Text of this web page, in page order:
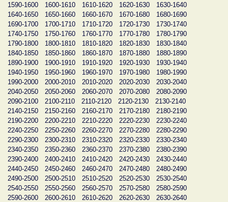
1590-1600
1600-1610 1610-1620 1620-1630
1630-1640
1640-1650
1650-1660 1660-1670 1670-1680
1680-1690
1690-1700
1700-1710 1710-1720 1720-1730
1730-1740
1740-1750
1750-1760 1760-1770 1770-1780
1780-1790
1790-1800
1800-1810 1810-1820 1820-1830
1830-1840
1840-1850
1850-1860 1860-1870 1870-1880
1880-1890
1890-1900
1900-1910 1910-1920 1920-1930
1930-1940
1940-1950
1950-1960 1960-1970 1970-1980
1980-1990
1990-2000
2000-2010 2010-2020 2020-2030
2030-2040
2040-2050
2050-2060 2060-2070 2070-2080
2080-2090
2090-2100
2100-2110 2110-2120 2120-2130
2130-2140
2140-2150
2150-2160 2160-2170 2170-2180
2180-2190
2190-2200
2200-2210 2210-2220 2220-2230
2230-2240
2240-2250
2250-2260 2260-2270 2270-2280
2280-2290
2290-2300
2300-2310 2310-2320 2320-2330
2330-2340
2340-2350
2350-2360 2360-2370 2370-2380
2380-2390
2390-2400
2400-2410 2410-2420 2420-2430
2430-2440
2440-2450
2450-2460 2460-2470 2470-2480
2480-2490
2490-2500
2500-2510 2510-2520 2520-2530
2530-2540
2540-2550
2550-2560 2560-2570 2570-2580
2580-2590
2590-2600
2600-2610 2610-2620 2620-2630
2630-2640